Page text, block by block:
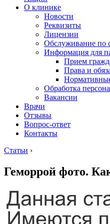
О клинике
Новости
Реквизиты
Лицензии
Обслуживание по
Информация для
Прием
Права и
Обработка
Вакансии
Врачи
Отзывы
Вопрос-ответ
Контакты
Статьи ›
Геморрой фото.